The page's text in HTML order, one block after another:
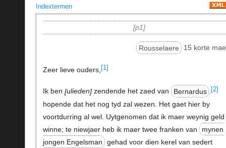
Indextermen
p1
Rousselaere 15 korte
Zeer lieve ouders, [1]
Ik ben ulieden zendende het zaed van Bernardus . [2]
hopende dat het nog tyd zal wezen. Het gaet hier by
voortdurring al wel. Uytgenomen dat ik maer weynig geld
winne; te niewjaer heb ik maer twee franken van
mynen
jongen Engelsman gehad voor dien kerel van sedert